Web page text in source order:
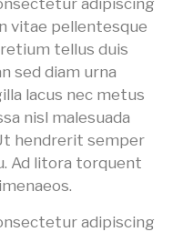
adipiscing
vitae pellentesque
tellus duis
sed diam urna
lacus nec metus
nisl malesuada
hendrerit semper
Ad litora torquent
adipiscing